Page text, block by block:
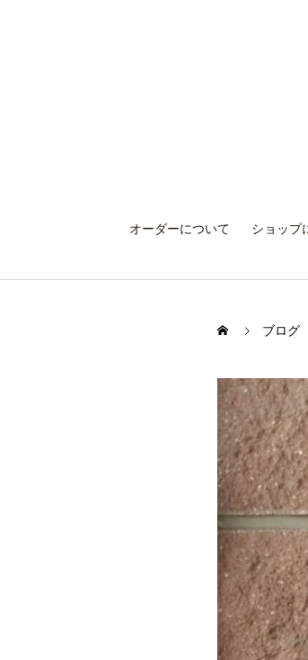
オーダーについて ショップ
ブログ